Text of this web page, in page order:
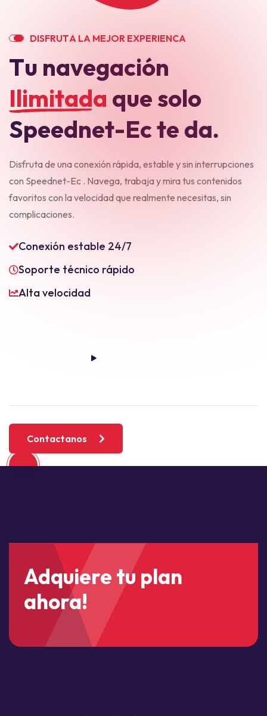
DISFRUTA LA MEJOR EXPERIENCA
Tu navegación
Ilimitada quesolo
Speednet-Ecteda.
Disfruta de una conexión rápida, estable y sin interrupciones
con Speednet-Ec . Navega, trabaja y mira tus contenidos
favoritos con la velocidad que realmente necesitas, sin
complicaciones.
Conexión estable 24/7
Soporte técnico rápido
Alta velocidad
Contactanos
Adquiere tu plan
ahora!